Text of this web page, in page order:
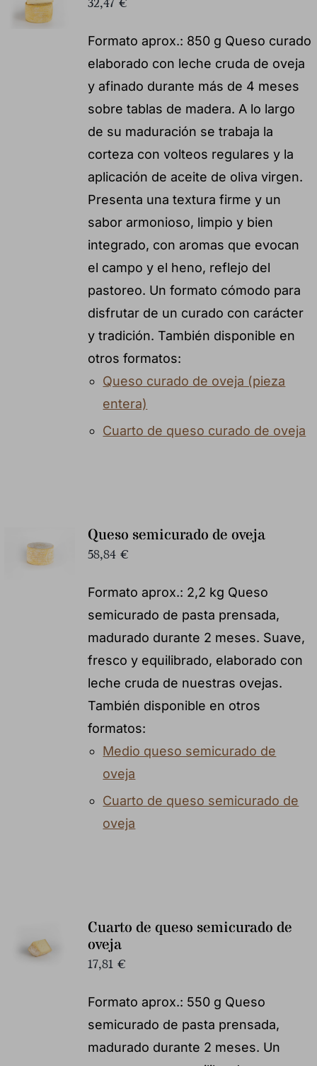
32,47 €
Formato aprox.: 850 g Queso curado
elaborado con leche cruda de oveja
y afinado durante más de 4 meses
sobre tablas de madera. A lo largo
de su maduración se trabaja la
corteza con volteos regulares y la
aplicación de aceite de oliva virgen.
Presenta una textura firme y un
sabor armonioso, limpio y bien
integrado, con aromas que evocan
el campo y el heno, reflejo del
pastoreo. Un formato cómodo para
disfrutar de un curado con carácter
y tradición. También disponible en
otros formatos:
Queso curado de oveja (pieza
entera)
Cuarto de queso curado de oveja
Queso semicurado de oveja
58,84 €
Formato aprox.: 2,2 kg Queso
semicurado de pasta prensada,
madurado durante 2 meses. Suave,
fresco y equilibrado, elaborado con
leche cruda de nuestras ovejas.
También disponible en otros
formatos:
Medio queso semicurado de
oveja
Cuarto de queso semicurado de
oveja
Cuarto de queso semicurado de
oveja
17,81 €
Formato aprox.: 550 g Queso
semicurado de pasta prensada,
madurado durante 2 meses. Un